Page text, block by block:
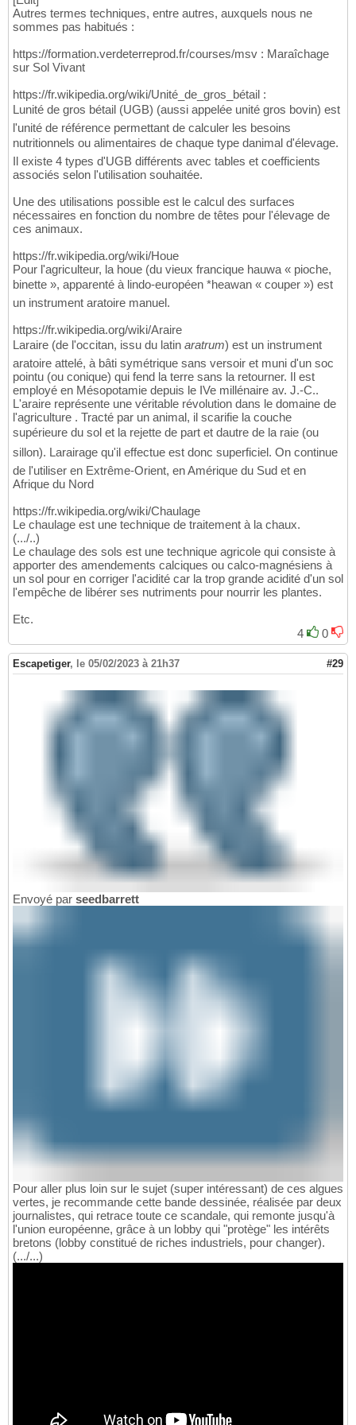
Autres termes techniques, entre autres, auxquels nous ne
sommes pas habitués :
https://formation.verdeterreprod.fr/courses/msv : Maraîchage
sur Sol Vivant
https://fr.wikipedia.org/wiki/Unité_de_gros_bétail :
Lunité de gros bétail (UGB) (aussi appelée unité gros bovin) est
l'unité de référence permettant de calculer les besoins
nutritionnels ou alimentaires de chaque type danimal d'élevage.
Il existe 4 types d'UGB différents avec tables et coefficients
associés selon l'utilisation souhaitée.
Une des utilisations possible est le calcul des surfaces
nécessaires en fonction du nombre de têtes pour l'élevage de
ces animaux.
https://fr.wikipedia.org/wiki/Houe
Pour l'agriculteur, la houe (du vieux francique hauwa « pioche,
binette », apparenté à lindo-européen *heawan « couper ») est
un instrument aratoire manuel.
https://fr.wikipedia.org/wiki/Araire
Laraire (de l'occitan, issu du latin aratrum) est un instrument
aratoire attelé, à bâti symétrique sans versoir et muni d'un soc
pointu (ou conique) qui fend la terre sans la retourner. Il est
employé en Mésopotamie depuis le IVe millénaire av. J.-C..
L'araire représente une véritable révolution dans le domaine de
l'agriculture . Tracté par un animal, il scarifie la couche
supérieure du sol et la rejette de part et dautre de la raie (ou
sillon). Larairage qu'il effectue est donc superficiel. On continue
de l'utiliser en Extrême-Orient, en Amérique du Sud et en
Afrique du Nord
https://fr.wikipedia.org/wiki/Chaulage
Le chaulage est une technique de traitement à la chaux.
(.../..)
Le chaulage des sols est une technique agricole qui consiste à
apporter des amendements calciques ou calco-magnésiens à
un sol pour en corriger l'acidité car la trop grande acidité d'un sol
l'empêche de libérer ses nutriments pour nourrir les plantes.
Etc.
4
0
Escapetiger, le 05/02/2023 à 21h37 #29
Envoyé par seedbarrett
Pour aller plus loin sur le sujet (super intéressant) de ces algues
vertes, je recommande cette bande dessinée, réalisée par deux
journalistes, qui retrace toute ce scandale, qui remonte jusqu'à
l'union européenne, grâce à un lobby qui "protège" les intérêts
bretons (lobby constitué de riches industriels, pour changer).
(.../...)